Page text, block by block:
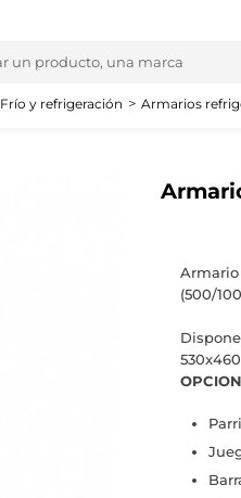
Frío y refrigeración Armarios
(500/